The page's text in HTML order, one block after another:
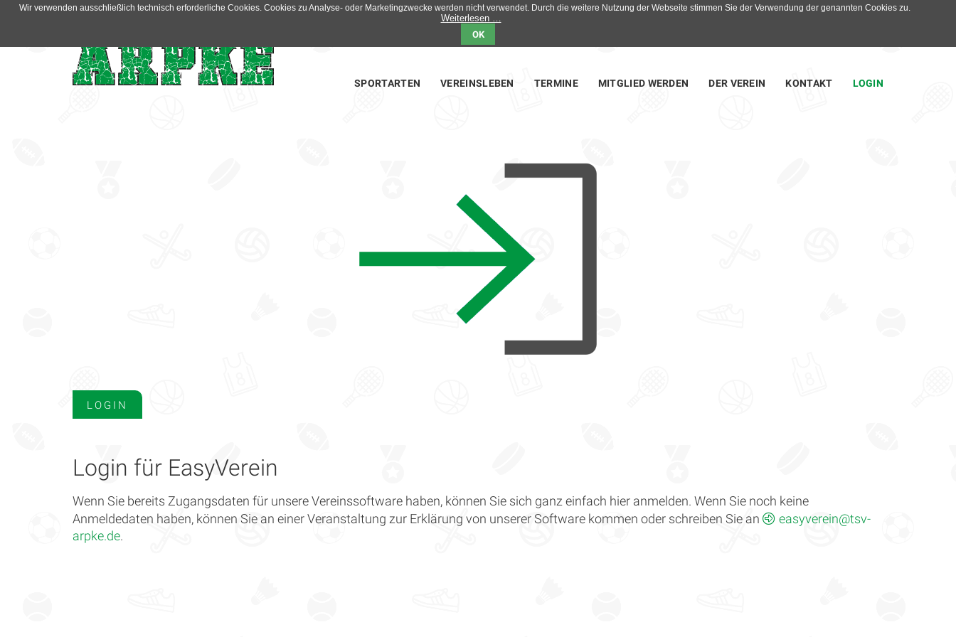
Navigation
SPORTARTEN VEREINSLEBEN TERMINE MITGLIED WERDEN DER VEREIN KONTAKT LOGIN
LOGIN
Login für EasyVerein
Wenn Sie bereits Zugangsdaten für unsere Vereinssoftware haben, können Sie sich ganz einfach hier anmelden. Wenn Sie noch keine
Anmeldedaten haben, können Sie an einer Veranstaltung zur Erklärung von unserer Software kommen oder schreiben Sie an
easyverein@tsv-
arpke.de.
Wir verwenden ausschließlich technisch erforderliche Cookies. Cookies zu Analyse- oder Marketingzwecke werden nicht verwendet. Durch die weitere Nutzung der Webseite stimmen Sie der Verwendung der genannten Cookies zu.
Weiterlesen …
OK